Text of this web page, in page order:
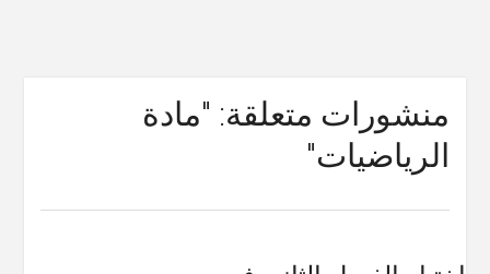
منشورات متعلقة: "مادة
الرياضيات"